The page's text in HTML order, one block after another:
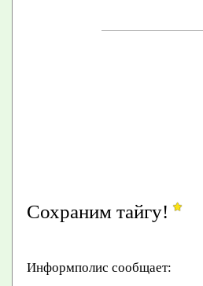
Сохраним тайгу!
Информполис сообщает: